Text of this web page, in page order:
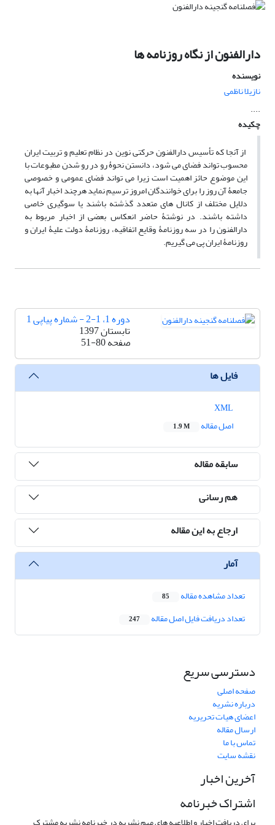
دارالفنون از نگاه روزنامه ها
نویسنده
نازیلا ناظمی
....
چکیده
از آنجا که تأسیس دارالفنون حرکتی نوین در نظام تعلیم و تربیت ایران
محسوب تواند فضای می شود، دانستن نحوۀ رو در رو شدن مطبوعات با
این موضوع حائز اهمیت است زیرا می تواند فضای عمومی و خصوصی
جامعۀ آن روز را برای خوانندگان امروز ترسیم نماید هرچند اخبار آنها به
دلایل مختلف از کانال های متعدد گذشته باشند یا سوگیری خاصی
داشته باشند. در نوشتۀ حاضر انعکاس بعضی از اخبار مربوط به
دارالفنون را در سه روزنامۀ وقایع اتفاقیه، روزنامۀ دولت علیۀ ایران و
روزنامۀ ایران پی می گیریم.
دوره 1، 1-2 - شماره پیاپی 1
تابستان 1397
صفحه51-80
فایل ها
اصل مقاله
1.9 M
سابقه مقاله
هم رسانی
ارجاع به این مقاله
آمار
تعداد مشاهده مقاله 85
تعداد دریافت فایل اصل مقاله 247
دسترسی سریع
صفحه اصلی
درباره نشریه
اعضای هیات تحریریه
ارسال مقاله
تماس با ما
نقشه سایت
آخرین اخبار
اشتراک خبرنامه